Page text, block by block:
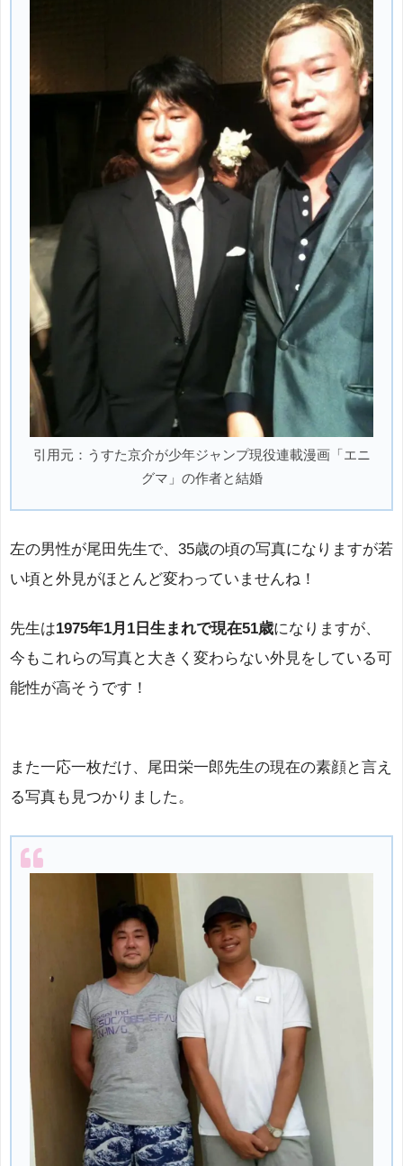
引用元：うすた京介が少年ジャンプ現役連載漫画「エニ
グマ」の作者と結婚
左の男性が尾田先生で、35歳の頃の写真になりますが若
い頃と外見がほとんど変わっていませんね！
先生は1975年1月1日生まれで現在51歳になりますが、
今もこれらの写真と大きく変わらない外見をしている可
能性が高そうです！
また一応一枚だけ、尾田栄一郎先生の現在の素顔と言え
る写真も見つかりました。